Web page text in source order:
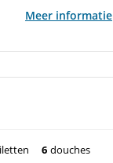
Meer informatie
6 douches